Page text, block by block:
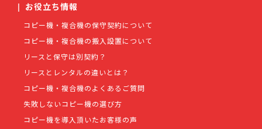
| お役立ち情報
コピー機・複合機の保守契約について
コピー機・複合機の搬入設置について
リースと保守は別契約？
リースとレンタルの違いとは？
コピー機・複合機のよくあるご質問
失敗しないコピー機の選び方
コピー機を導入頂いたお客様の声